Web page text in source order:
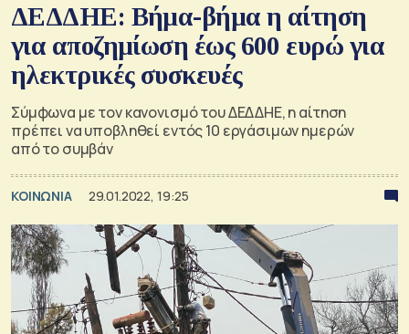
ΔΕΔΔΗΕ: Βήμα-βήμα η αίτηση
για αποζημίωση έως 600 ευρώ για
ηλεκτρικές συσκευές
Σύμφωνα με τον κανονισμό του ΔΕΔΔΗΕ, η αίτηση
πρέπει να υποβληθεί εντός 10 εργάσιμων ημερών
από το συμβάν
ΚΟΙΝΩΝΙΑ 29.01.2022, 19:25